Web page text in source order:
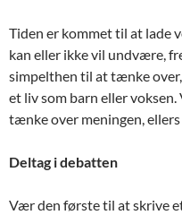
Tiden er kommet til at lade
kan eller ikke vil undvære,
simpelthen til at tænke
et liv som barn eller
tænke over meningen,
Deltag i debatten
Vær den første til at skrive